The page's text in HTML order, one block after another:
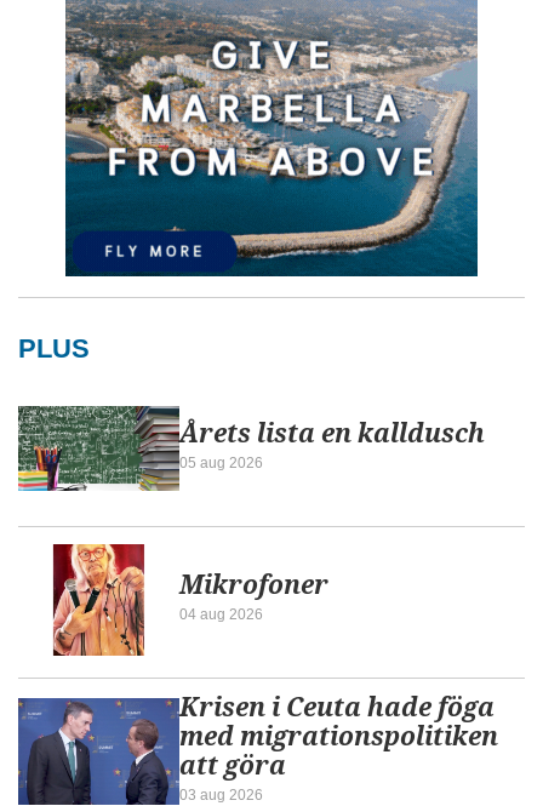
PLUS
Årets lista en kalldusch
05 aug 2026
Mikrofoner
04 aug 2026
Krisen i Ceuta hade föga
med migrationspolitiken
att göra
03 aug 2026